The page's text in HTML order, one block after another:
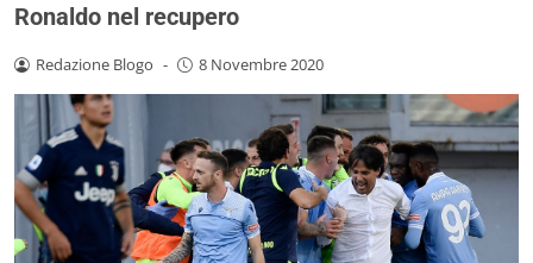
Ronaldo nel recupero
Redazione Blogo - 8 Novembre 2020